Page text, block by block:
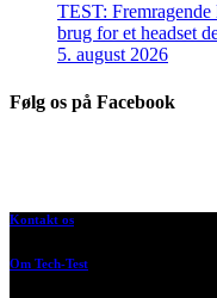
TEST:
brug for et headset
5. august 2026
Følg os på Facebook
Kontakt os
Om Tech-Test